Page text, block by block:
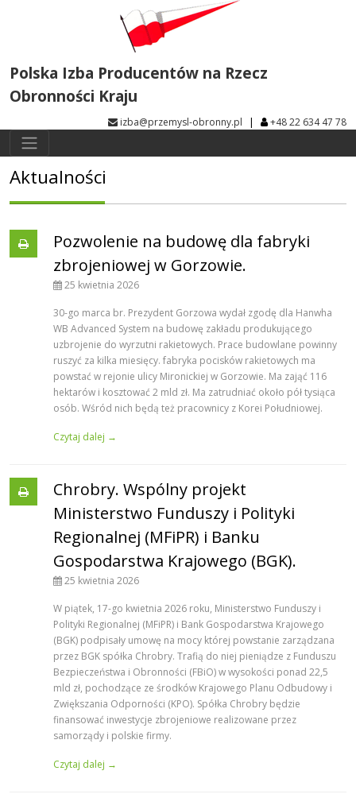
Polska Izba Producentów na Rzecz
Obronności Kraju
izba@przemysl-obronny.pl | +48 22 634 47 78
Aktualności
Pozwolenie na budowę dla fabryki
zbrojeniowej w Gorzowie.
25 kwietnia 2026
30-go marca br. Prezydent Gorzowa wydał zgodę dla Hanwha
WB Advanced System na budowę zakładu produkującego
uzbrojenie do wyrzutni rakietowych. Prace budowlane powinny
ruszyć za kilka miesięcy. fabryka pocisków rakietowych ma
powstać w rejonie ulicy Mironickiej w Gorzowie. Ma zająć 116
hektarów i kosztować 2 mld zł. Ma zatrudniać około pół tysiąca
osób. Wśród nich będą też pracownicy z Korei Południowej.
Czytaj dalej →
Chrobry. Wspólny projekt
Ministerstwo Funduszy i Polityki
Regionalnej (MFiPR) i Banku
Gospodarstwa Krajowego (BGK).
25 kwietnia 2026
W piątek, 17-go kwietnia 2026 roku, Ministerstwo Funduszy i
Polityki Regionalnej (MFiPR) i Bank Gospodarstwa Krajowego
(BGK) podpisały umowę na mocy której powstanie zarządzana
przez BGK spółka Chrobry. Trafią do niej pieniądze z Funduszu
Bezpieczeństwa i Obronności (FBiO) w wysokości ponad 22,5
mld zł, pochodzące ze środków Krajowego Planu Odbudowy i
Zwiększania Odporności (KPO). Spółka Chrobry będzie
finansować inwestycje zbrojeniowe realizowane przez
samorządy i polskie firmy.
Czytaj dalej →